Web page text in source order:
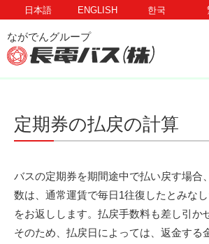
日本語 ENGLISH 한국
定期券の払戻の計算
バスの定期券を期間途中で払い戻す場合
数は、通常運賃で毎日1往復したとみな
をお返しします。払戻手数料も差し引か
そのため、払戻日によっては、返金する